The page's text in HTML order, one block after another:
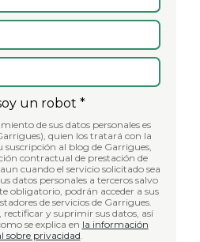
un robot *
de sus datos personales es
suscripción al blog de Garrigues,
contractual de prestación de
cuando el servicio solicitado sea
datos personales a terceros salvo
obligatorio, podrán acceder a sus
de servicios de Garrigues.
rectificar y suprimir sus datos, así
se explica en la información
sobre privacidad